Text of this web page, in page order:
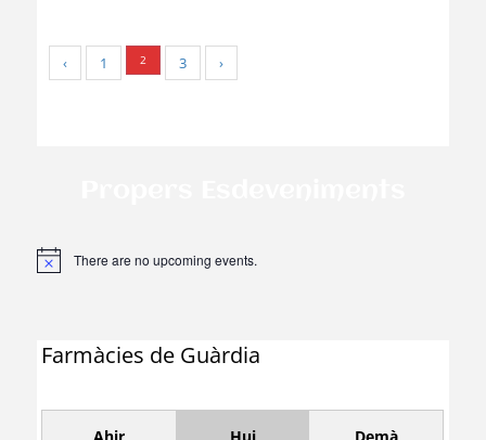
‹ 1 2 3 ›
N
There are no upcoming events.
Farmàcies de Guàrdia